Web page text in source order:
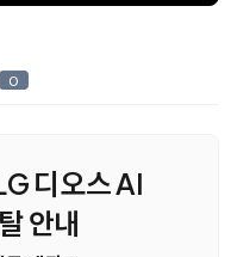
0
디오스 AI
안내